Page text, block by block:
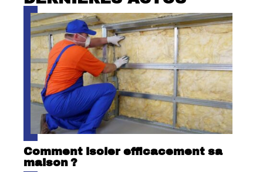
Comment isoler efficacement sa
maison ?